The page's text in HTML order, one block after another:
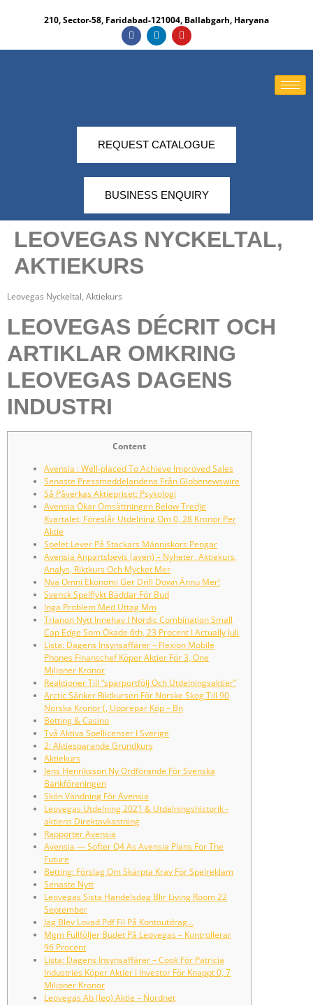
210, Sector-58, Faridabad-121004, Ballabgarh, Haryana​
REQUEST CATALOGUE
BUSINESS ENQUIRY
LEOVEGAS NYCKELTAL,
AKTIEKURS
Leovegas Nyckeltal, Aktiekurs
LEOVEGAS DÉCRIT OCH
ARTIKLAR OMKRING
LEOVEGAS DAGENS
INDUSTRI
Content
Avensia : Well-placed To Achieve Improved Sales
Senaste Pressmeddelandena Från Globenewswire
Så Påverkas Aktiepriset: Psykologi
Avensia Ökar Omsättningen Below Tredje
Kvartalet, Föreslår Utdelning Om 0, 28 Kronor Per
Aktie
Spelet Lever På Stackars Människors Pengar
Avensia Anpartsbevis (aven) – Nyheter, Aktiekurs,
Analys, Riktkurs Och Mycket Mer
Nya Omni Ekonomi Ger Drill Down Ännu Mer!
Svensk Spelflykt Bäddar För Bud
Inga Problem Med Uttag Mm
Trianon Nytt Innehav I Nordic Combination Small
Cap Edge Som Ökade 6th, 23 Procent I Actually Juli
Lista: Dagens Insynsaffärer – Flexion Mobile
Phones Finanschef Köper Aktier För 3, One
Miljoner Kronor
Reaktioner Till “sparportfölj Och Utdelningsaktier”
Arctic Sänker Riktkursen För Norske Skog Till 90
Norska Kronor (, Upprepar Köp – Bn
Betting & Casino
Två Aktiva Spellicenser I Sverige
2: Aktiesparande Grundkurs
Aktiekurs
Jens Henriksson Ny Ordförande För Svenska
Bankföreningen
Skön Vändning För Avensia
Leovegas Utdelning 2021 & Utdelningshistorik -
aktiens Direktavkastning
Rapporter Avensia
Avensia — Softer Q4 As Avensia Plans For The
Future
Betting: Förslag Om Skärpta Krav För Spelreklam
Senaste Nytt
Leovegas Sista Handelsdag Blir Living Room 22
September
Jag Blev Lovad Pdf Fil På Kontoutdrag…
Mgm Fullföljer Budet På Leovegas – Kontrollerar
96 Procent
Lista: Dagens Insynsaffärer – Cook För Patricia
Industries Köper Aktier I Investor För Knappt 0, 7
Miljoner Kronor
Leovegas Ab (leo) Aktie – Nordnet